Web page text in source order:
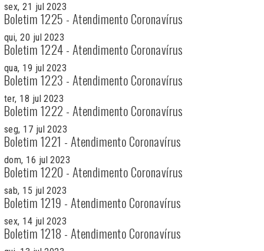
sex, 21 jul 2023
Boletim 1225 - Atendimento Coronavírus
qui, 20 jul 2023
Boletim 1224 - Atendimento Coronavírus
qua, 19 jul 2023
Boletim 1223 - Atendimento Coronavírus
ter, 18 jul 2023
Boletim 1222 - Atendimento Coronavírus
seg, 17 jul 2023
Boletim 1221 - Atendimento Coronavírus
dom, 16 jul 2023
Boletim 1220 - Atendimento Coronavírus
sab, 15 jul 2023
Boletim 1219 - Atendimento Coronavírus
sex, 14 jul 2023
Boletim 1218 - Atendimento Coronavírus